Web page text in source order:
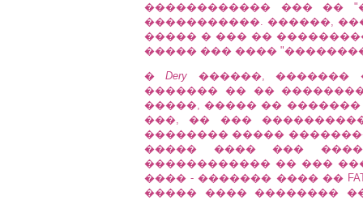
������������ ��� ��
�����������. ������,
����� � ��� ��
����� ��� ����
�Dery ������, �������
������� �� ��
�����, ����� ��
���, �� ���
�������� �����
����� ���� ���
������������ �� ���
���� - ������� ���� �� FATE OF
����� ���� ��������